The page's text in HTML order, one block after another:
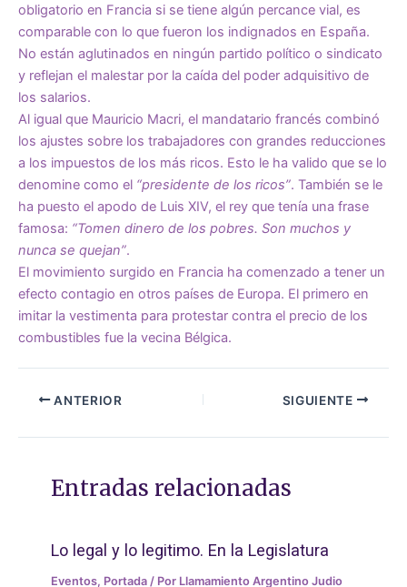
obligatorio en Francia si se tiene algún percance vial, es
comparable con lo que fueron los indignados en España.
No están aglutinados en ningún partido político o sindicato
y reflejan el malestar por la caída del poder adquisitivo de
los salarios.
Al igual que Mauricio Macri, el mandatario francés combinó
los ajustes sobre los trabajadores con grandes reducciones
a los impuestos de los más ricos. Esto le ha valido que se lo
denomine como el “presidente de los ricos”. También se le
ha puesto el apodo de Luis XIV, el rey que tenía una frase
famosa: “Tomen dinero de los pobres. Son muchos y
nunca se quejan”.
El movimiento surgido en Francia ha comenzado a tener un
efecto contagio en otros países de Europa. El primero en
imitar la vestimenta para protestar contra el precio de los
combustibles fue la vecina Bélgica.
ANTERIOR SIGUIENTE
Entradas relacionadas
Lo legal y lo legitimo. En la Legislatura
Eventos, Portada / Por Llamamiento Argentino Judio